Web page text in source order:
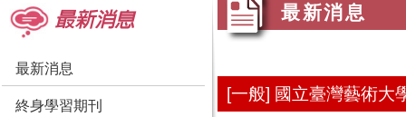
最新消息
最新消息
終身學習期刊
最新消息
[一般] 國立臺灣藝術大